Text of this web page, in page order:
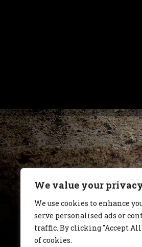
We value your
We use cookies to enhance
serve personalised ads or
traffic. By clicking "Accept
of cookies.